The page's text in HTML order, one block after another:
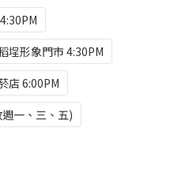
埕形象門市 4:30PM
店 6:00PM
一、三、五)